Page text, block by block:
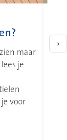
maar
je
voor
in
›